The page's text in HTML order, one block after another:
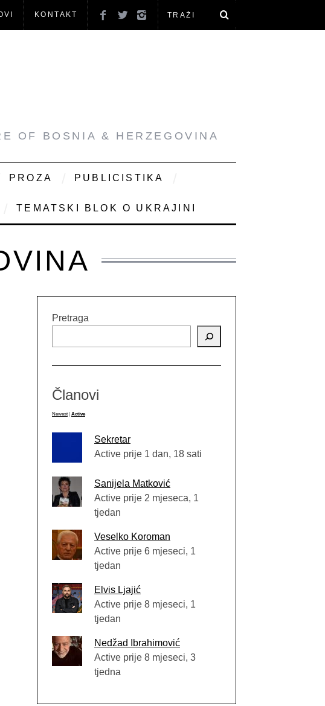
KONTAKT
OF BOSNIA & HERZEGOVINA
PROZA PUBLICISTIKA
TEMATSKI BLOK O UKRAJINI
Pretraga
Članovi
Newest Active
Sekretar
Active prije 1 dan, 18 sati
Sanijela Matković
Active prije 2 mjeseca, 1
tjedan
Veselko Koroman
Active prije 6 mjeseci, 1
tjedan
Elvis Ljajić
Active prije 8 mjeseci, 1
tjedan
Nedžad Ibrahimović
Active prije 8 mjeseci, 3
tjedna